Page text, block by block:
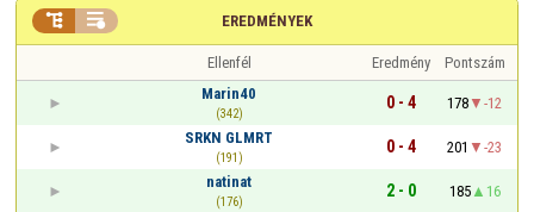
EREDMÉNYEK
 
Ellenfél Eredmény
Pontszám
Marin40
(342)
0 - 4 178
-12
SRKN GLMRT
(191)
0 - 4 201
-23
natinat
(176)
2 - 0 185
16